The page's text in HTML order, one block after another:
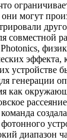
могут
совместной
эффекта,
устройстве
генерации
как
диапазон